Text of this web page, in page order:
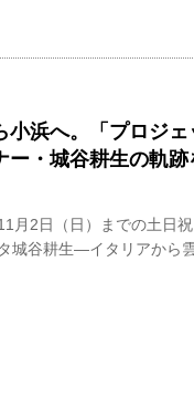
小浜へ。「プロジェ
ー・城谷耕生の軌
月2日（日）までの土日
城谷耕生—イタリアから雲